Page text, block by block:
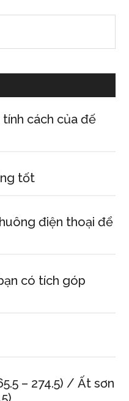
cách của đế
tốt
điện thoại để
có tích góp
– 274.5) / Ất sơn